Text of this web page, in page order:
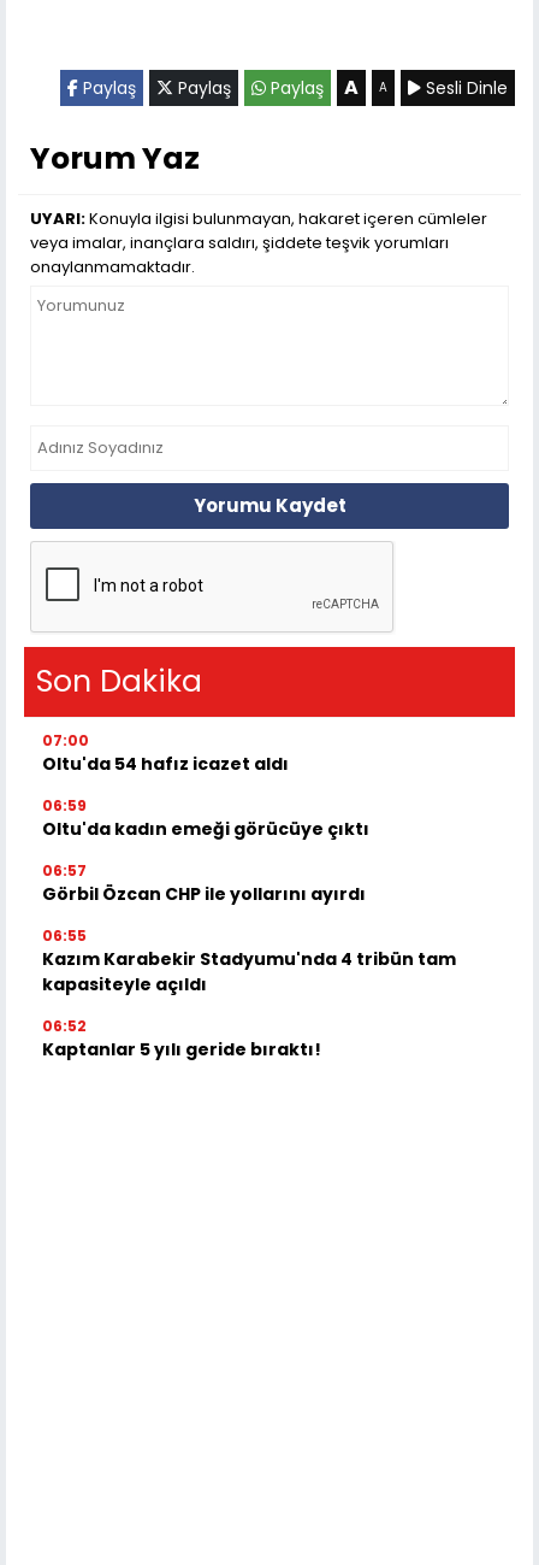
Paylaş Paylaş Paylaş A A Sesli Dinle
Yorum Yaz
UYARI:Konuyla ilgisi bulunmayan, hakaret içeren cümleler
veya imalar, inançlara saldırı, şiddete teşvik yorumları
onaylanmamaktadır.
Yorumu Kaydet
Son Dakika
07:00
Oltu'da 54 hafız icazet aldı
06:59
Oltu'da kadın emeği görücüye çıktı
06:57
Görbil Özcan CHP ile yollarını ayırdı
06:55
Kazım Karabekir Stadyumu'nda 4 tribün tam
kapasiteyle açıldı
06:52
Kaptanlar 5 yılı geride bıraktı!